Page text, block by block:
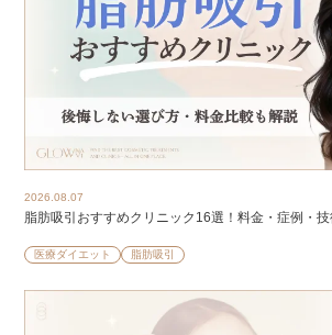
2026.08.07
脂肪吸引おすすめクリニック16選！料金・症例・
医療ダイエット 脂肪吸引